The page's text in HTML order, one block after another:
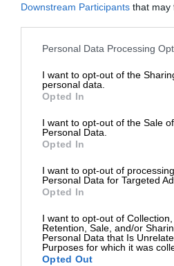
Downstream Participants that may
Personal Data Processing
I want to opt-out of the
personal data.
Opted In
I want to opt-out of the Sale
Personal Data.
Opted In
I want to opt-out of
Personal Data for Targeted
Opted In
I want to opt-out of Collection,
Retention, Sale, and/or
Personal Data that Is
Purposes for which it was
Opted Out
Materiał z recyklingu